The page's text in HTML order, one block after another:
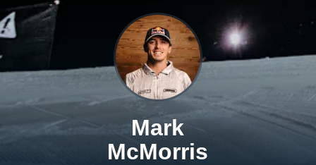
Mark
McMorris